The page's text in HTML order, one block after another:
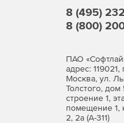
8 (495)
8 (800)
ПАО
адрес: 119021,
Москва, ул.
Толстого, дом
строение 1,
помещение
2, 2а (А-311)